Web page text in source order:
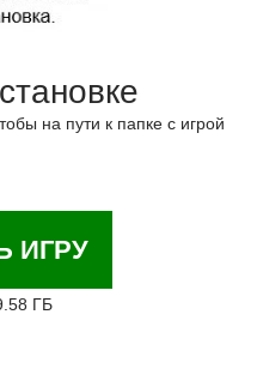
на пути к папке с игрой
ИГРУ
ГБ